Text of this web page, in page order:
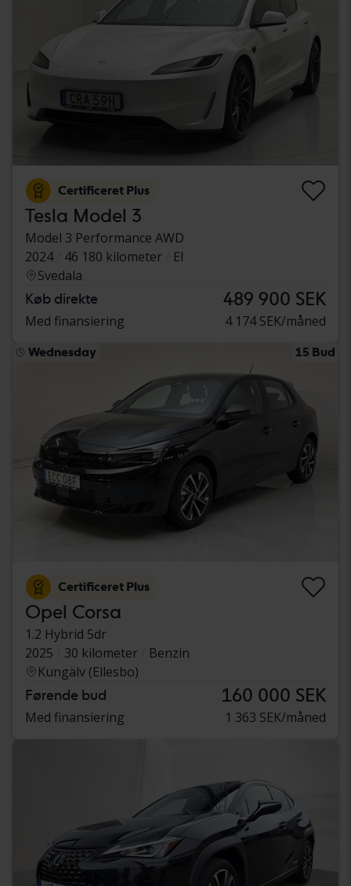
Certificeret Plus
Tesla Model 3
Model 3 Performance AWD
2024
46 180 kilometer
El
Svedala
Køb direkte 489 900 SEK
Med finansiering 4 174 SEK/måned
Wednesday 15 Bud
Certificeret Plus
Opel Corsa
1.2 Hybrid 5dr
2025
30 kilometer
Benzin
Kungälv (Ellesbo)
Førende bud 160 000 SEK
Med finansiering 1 363 SEK/måned